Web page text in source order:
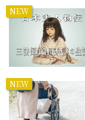
NEW
NEW